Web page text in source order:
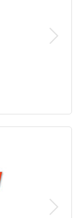
Pasta
Arctic